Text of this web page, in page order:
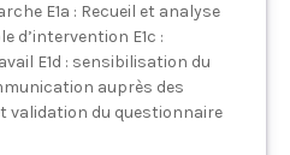
E1a : Recueil et analyse
d’intervention E1c :
E1d : sensibilisation du
auprès des
validation du questionnaire